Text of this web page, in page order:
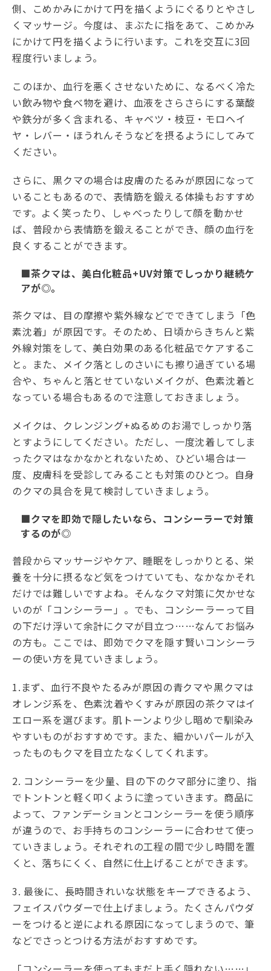
側、こめかみにかけて円を描くようにぐるりとやさし
くマッサージ。今度は、まぶたに指をあて、こめかみ
にかけて円を描くように行います。これを交互に3回
程度行いましょう。
このほか、血行を悪くさせないために、なるべく冷た
い飲み物や食べ物を避け、血液をさらさらにする葉酸
や鉄分が多く含まれる、キャベツ・枝豆・モロヘイ
ヤ・レバー・ほうれんそうなどを摂るようにしてみて
ください。
さらに、黒クマの場合は皮膚のたるみが原因になって
いることもあるので、表情筋を鍛える体操もおすすめ
です。よく笑ったり、しゃべったりして顔を動かせ
ば、普段から表情筋を鍛えることができ、顔の血行を
良くすることができます。
■茶クマは、美白化粧品+UV対策でしっかり継続ケ
アが◎。
茶クマは、目の摩擦や紫外線などでできてしまう「色
素沈着」が原因です。そのため、日頃からきちんと紫
外線対策をして、美白効果のある化粧品でケアするこ
と。また、メイク落としのさいにも擦り過ぎている場
合や、ちゃんと落とせていないメイクが、色素沈着と
なっている場合もあるので注意しておきましょう。
メイクは、クレンジング+ぬるめのお湯でしっかり落
とすようにしてください。ただし、一度沈着してしま
ったクマはなかなかとれないため、ひどい場合は一
度、皮膚科を受診してみることも対策のひとつ。自身
のクマの具合を見て検討していきましょう。
■クマを即効で隠したいなら、コンシーラーで対策
するのが◎
普段からマッサージやケア、睡眠をしっかりとる、栄
養を十分に摂るなど気をつけていても、なかなかそれ
だけでは難しいですよね。そんなクマ対策に欠かせな
いのが「コンシーラー」。でも、コンシーラーって目
の下だけ浮いて余計にクマが目立つ……なんてお悩み
の方も。ここでは、即効でクマを隠す賢いコンシーラ
ーの使い方を見ていきましょう。
1.まず、血行不良やたるみが原因の青クマや黒クマは
オレンジ系を、色素沈着やくすみが原因の茶クマはイ
エロー系を選びます。肌トーンより少し暗めで馴染み
やすいものがおすすめです。また、細かいパールが入
ったものもクマを目立たなくしてくれます。
2. コンシーラーを少量、目の下のクマ部分に塗り、指
でトントンと軽く叩くように塗っていきます。商品に
よって、ファンデーションとコンシーラーを使う順序
が違うので、お手持ちのコンシーラーに合わせて使っ
ていきましょう。それぞれの工程の間で少し時間を置
くと、落ちにくく、自然に仕上げることができます。
3. 最後に、長時間きれいな状態をキープできるよう、
フェイスパウダーで仕上げましょう。たくさんパウダ
ーをつけると逆によれる原因になってしまうので、筆
などでさっとつける方法がおすすめです。